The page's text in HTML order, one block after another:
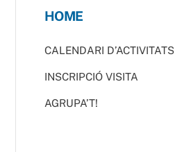
HOME
CALENDARI D’ACTIVITATS
INSCRIPCIÓ VISITA
AGRUPA’T!